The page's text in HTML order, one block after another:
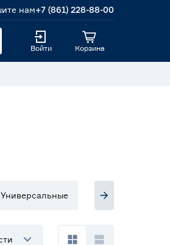
нам+7 (861) 228-88-00
Войти Корзина
Универсальные